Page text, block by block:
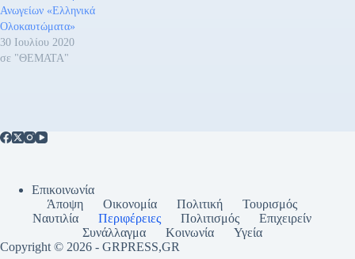
Ανωγείων «Ελληνικά
Ολοκαυτώματα»
30 Ιουλίου 2020
σε "ΘΕΜΑΤΑ"
Επικοινωνία
Άποψη
Οικονομία Πολιτική
Τουρισμός
Ναυτιλία
Περιφέρειες Πολιτισμός
Επιχειρείν
Συνάλλαγμα
Κοινωνία
Υγεία
Copyright © 2026 - GRPRESS,GR